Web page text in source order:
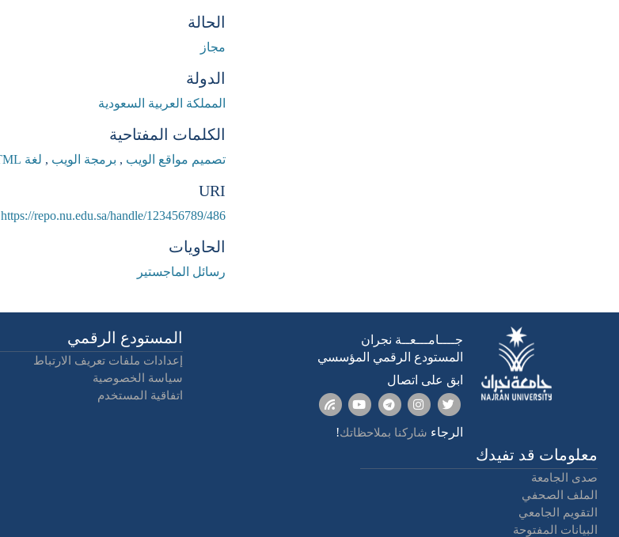
الحالة
مجاز
الدولة
المملكة العربية السعودية
الكلمات المفتاحية
تصميم مواقع الويب , برمجة الويب , لغة HTML
URI
https://repo.nu.edu.sa/handle/123456789/486
الحاويات
رسائل الماجستير
جــــامـــعــة نجران
المستودع الرقمي المؤسسي
ابق على اتصال
الرجاء شاركنا بملاحظاتك!
المستودع الرقمي
إعدادات ملفات تعريف الارتباط
سياسة الخصوصية
اتفاقية المستخدم
معلومات قد تفيدك
صدى الجامعة
الملف الصحفي
التقويم الجامعي
البيانات المفتوحة